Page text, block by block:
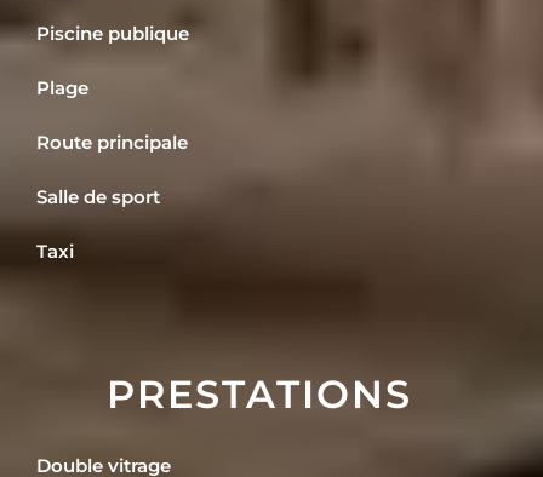
Piscine publique
Plage
Route principale
Salle de sport
Taxi
PRESTATIONS
Double vitrage